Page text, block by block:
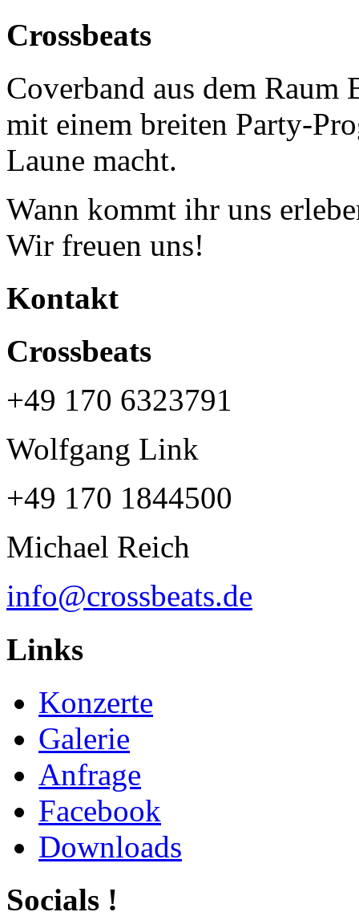
Crossbeats
Coverband aus dem Raum
mit einem breiten Party-
Laune macht.
Wann kommt ihr uns
Wir freuen uns!
Kontakt
Crossbeats
+49 170 6323791‬
Wolfgang Link
‭+49 170 1844500‬
Michael Reich
info@crossbeats.de
Links
Konzerte
Galerie
Anfrage
Facebook
Downloads
Socials !